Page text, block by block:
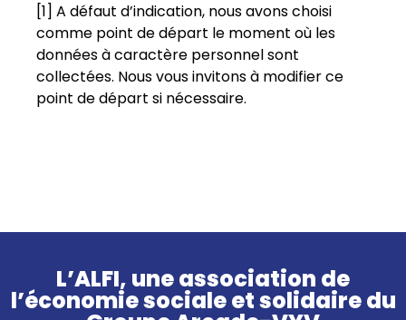
[1] A défaut d’indication, nous avons choisi
comme point de départ le moment où les
données à caractère personnel sont
collectées. Nous vous invitons à modifier ce
point de départ si nécessaire.
L’ALFI, une association de
l’économie sociale et solidaire du